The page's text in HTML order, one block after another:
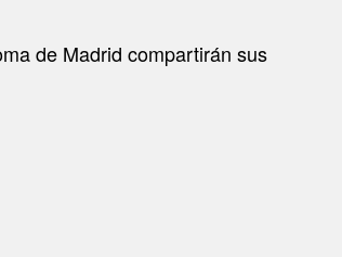
de Madrid compartirán sus